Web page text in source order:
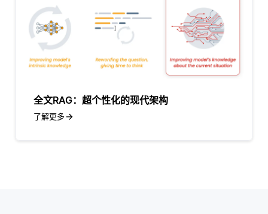
全文RAG：超个性化的现代架构
了解更多